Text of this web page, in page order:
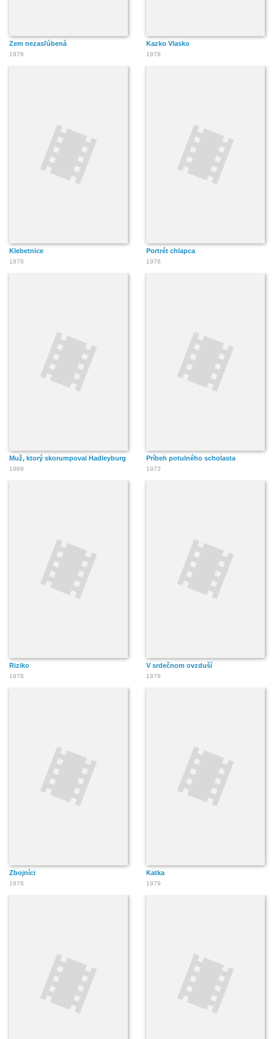
Zem nezasľúbená
1978
Kazko Vlasko
1978
Klebetnice
1978
Portrét chlapca
1978
Muž, ktorý skorumpoval Hadleyburg
1989
Príbeh potulného scholasta
1973
Riziko
1978
V srdečnom ovzduší
1978
Zbojníci
1978
Katka
1979